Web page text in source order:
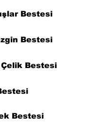
Bestesi
Bestesi
Bestesi
Bestesi